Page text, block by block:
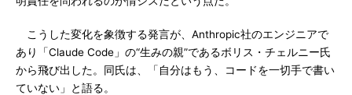
こうした変化を象徴する発言が、Anthropic社のエンジニアで
あり「Claude Code」の“生みの親”であるボリス・チェルニー氏
から飛び出した。同氏は、「自分はもう、コードを一切手で書い
ていない」と語る。